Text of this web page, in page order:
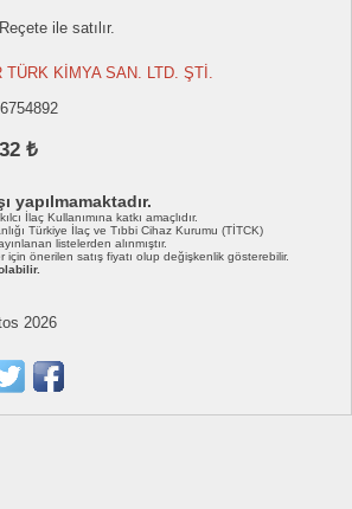
ile satılır.
TÜRK KİMYA SAN. LTD. ŞTİ.
₺
yapılmamaktadır.
İlaç Kullanımına katkı amaçlıdır.
Türkiye İlaç ve Tıbbi Cihaz Kurumu (TİTCK)
listelerden alınmıştır.
için önerilen satış fiyatı olup değişkenlik gösterebilir.
2026